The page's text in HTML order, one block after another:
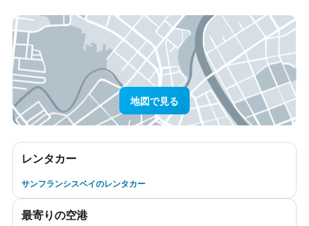
地図で見る
レンタカー
サンフランシスベイのレンタカー
最寄りの空港